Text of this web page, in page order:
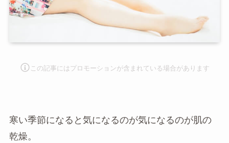
この記事にはプロモーションが含まれて いる場合があります
寒い季節になると気になるのが気になるのが肌の
乾燥。